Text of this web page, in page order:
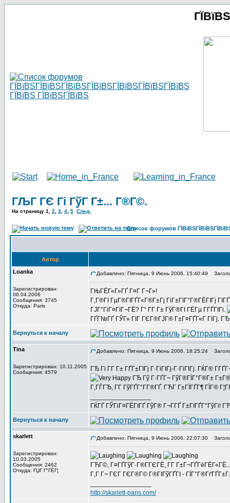
ГЉГ ГЄ Гі ГўГ Г±... Г®Г©.
На страницу 1 2 3 4 5 След.
Список форумов
Автор
Loanka
Зарегистрирован:
06.04.2006
Сообщения: 3745
Откуда: Paris
Добавлено: Пятница, 9 Июнь 2006, 15:40:49
ГЊГЁГ«Г»ГҐ Г¤Г Г¬Г»!
Г‚Г®ГІ ГµГ®ГІГҐГ«Г®Г±Гј ГіГ±ГІГ°Г®ГЁГІГј
ГЈГ°ГіГ¤ГїГ¬ГЁ? Г“ Г­Г Г± ГўГ®ГІ ГЁГµ Г­ГҐГІГі.
ГҐГ№ГҐ ГЎГ» ГІГ ГЄГ®ГЈГ® Г±Г¤ГҐГ«Г ГІГј. ГЂ
Вернуться к началу
Tina
Зарегистрирован: 10.11.2005
Сообщения: 4579
Добавлено: Пятница, 9 Июнь 2006, 18:25:24
ГЂ Гі Г­Г Г± ГҐГ±ГІГј Г·ГіГІГј-Г·ГіГІГј. ГЌГ®
ГЂ Гў Г·ГҐГ¬ ГўГ®ГЇГ°Г®Г±
Г‚ГЃГЂ, Г­Г ГўГҐГ°Г­Г®ГҐ. ГЋГ­ Г±ГЇГҐГ¶ ГЇГ®
ГЌГҐ ГЎГіГ¤ГЁГІГҐ ГўГ® Г¬Г­ГҐ Г±ГІГҐГ°ГўГі!
Вернуться к началу
skarlett
Зарегистрирован:
10.03.2005
Сообщения: 2462
Откуда: ГЏГ Г°ГЁГ¦
Добавлено: Пятница, 9 Июнь 2006, 22:07:30
ГЋГ©, Г¤ГҐГўГ·Г®Г­ГЄГЁ, Г­Г
Г‚Г Г¬ ГЄГ ГЄГ®Г© Г®ГІГўГҐГІ -
http://skarlett-paris.com/